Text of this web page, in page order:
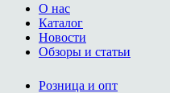
О нас
Каталог
Новости
Обзоры и статьи
Розница и опт